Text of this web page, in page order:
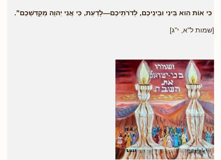
כִּי אוֹת הִוא בֵּינִי וּבֵינֵיכֶם, לְדֹרֹתֵיכֶם—לָדַעַת, כִּי אֲנִי יְהוָה מְקַדִּשְׁכֶם".
[שמות ל"א, י"ג]